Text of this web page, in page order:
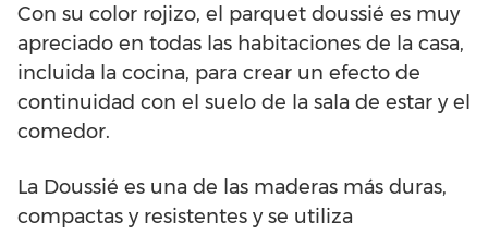
Con su color rojizo, el parquet doussié es muy
apreciado en todas las habitaciones de la casa,
incluida la cocina, para crear un efecto de
continuidad con el suelo de la sala de estar y el
comedor.
La Doussié es una de las maderas más duras,
compactas y resistentes y se utiliza